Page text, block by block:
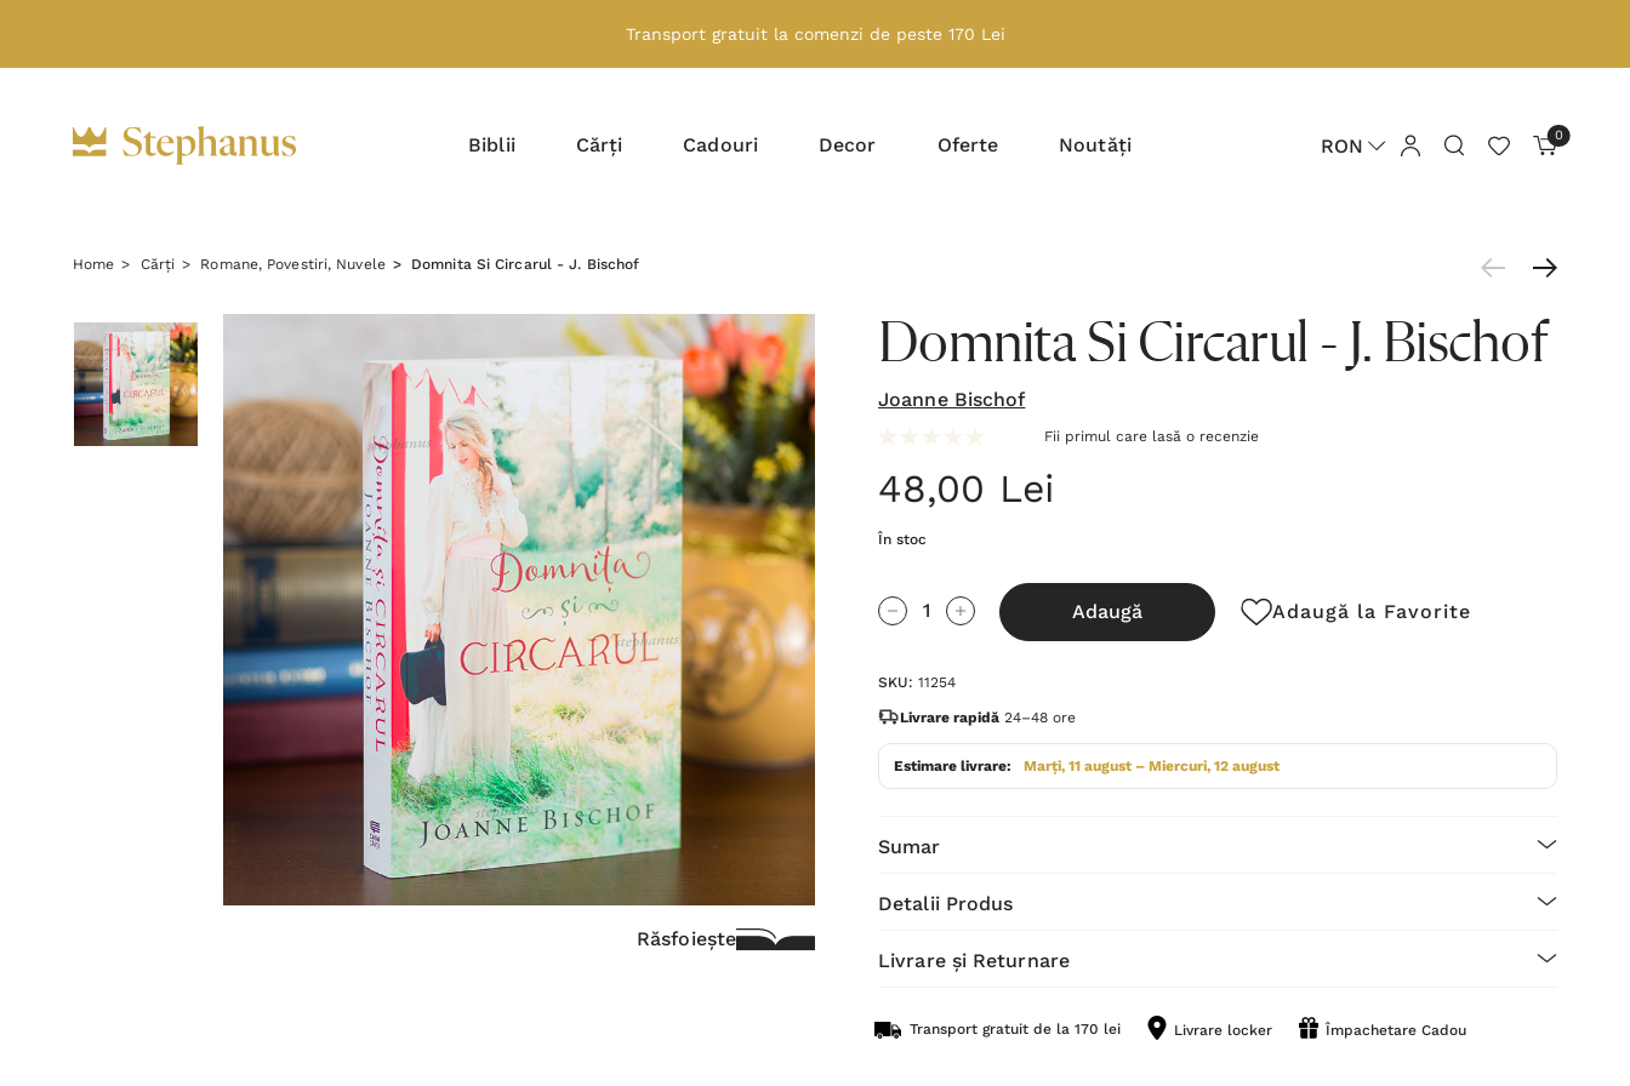
Transport gratuit la comenzi de peste 170 Lei
Biblii Cărți Cadouri Decor Oferte Noutăți RON 0
Home Cărți Romane, Povestiri, Nuvele Domnita Si Circarul - J. Bischof
Răsfoiește
Domnita Si Circarul - J. Bischof
Joanne Bischof
Fii primul care lasă o recenzie
48,00 Lei
În stoc
Grăbește-
te!
curent
este:
Cantitate scăzută:Cantitate Crescută:
Adaugă Adaugă la Favorite
SKU: 11254
Livrare rapidă 24–48 ore
Estimare livrare: Marți, 11 august – Miercuri, 12 august
Sumar
Detalii Produs
Livrare și Returnare
Transport gratuit de la 170 lei Livrare locker Împachetare Cadou